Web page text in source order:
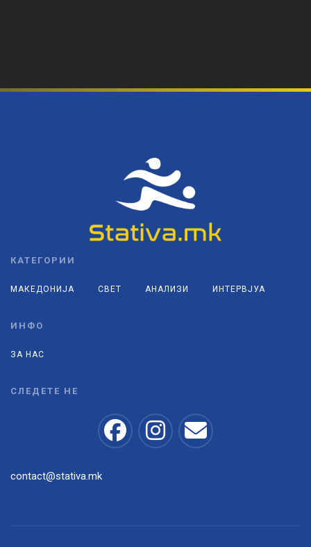
КАТЕГОРИИ
МАКЕДОНИЈА СВЕТ АНАЛИЗИ ИНТЕРВЈУА
ИНФО
ЗА НАС
СЛЕДЕТЕ НЕ
contact@stativa.mk